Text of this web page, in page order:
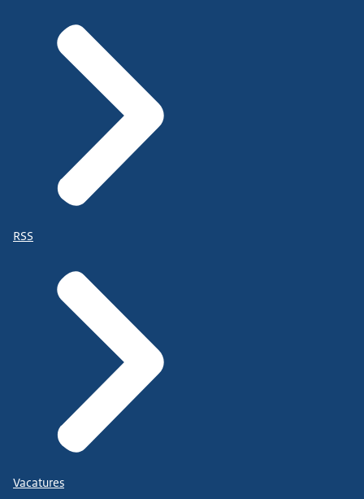
RSS
Vacatures